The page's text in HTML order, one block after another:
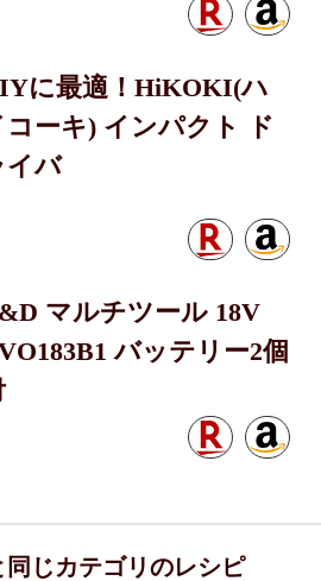
に最適！HiKOKI(ハ
コーキ) インパクト ド
イバ
マルチツール 18V
バッテリー2個
同じカテゴリのレシピ